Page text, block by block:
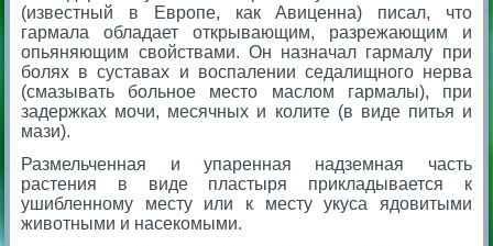
(известный в Европе, как Авиценна) писал, что
гармала обладает открывающим, разрежающим и
опьяняющим свойствами. Он назначал гармалу при
болях в суставах и воспалении седалищного нерва
(смазывать больное место маслом гармалы), при
задержках мочи, месячных и колите (в виде питья и
мази).
Размельченная и упаренная надземная часть
растения в виде пластыря прикладывается к
ушибленному месту или к месту укуса ядовитыми
животными и насекомыми.